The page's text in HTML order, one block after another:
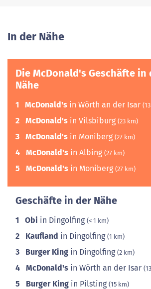
In der Nähe
Die McDonald's Geschäfte in
Nähe
1 McDonald's in Wörth an der Isar
2 McDonald's in Vilsbiburg (23 km)
3 McDonald's in Moniberg (27 km)
4 McDonald's in Albing (27 km)
5 McDonald's in Moniberg (27 km)
Geschäfte in der Nähe
1 Obi in Dingolfing (< 1 km)
2 Kaufland in Dingolfing (1 km)
3 Burger King in Dingolfing (2 km)
4 McDonald's in Wörth an der Isar
5 Burger King in Pilsting (15 km)